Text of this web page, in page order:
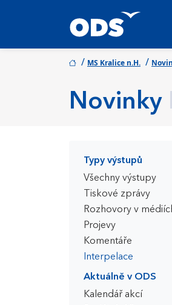
/ MS Kralice n.H. /
Novinky
Typy výstupů
Všechny výstupy
Tiskové zprávy
Rozhovory v
Projevy
Komentáře
Interpelace
Aktuálně v ODS
Kalendář akcí